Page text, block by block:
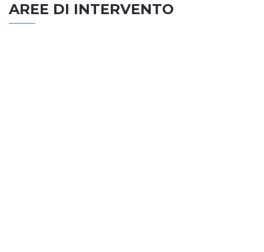
AREE DI INTERVENTO